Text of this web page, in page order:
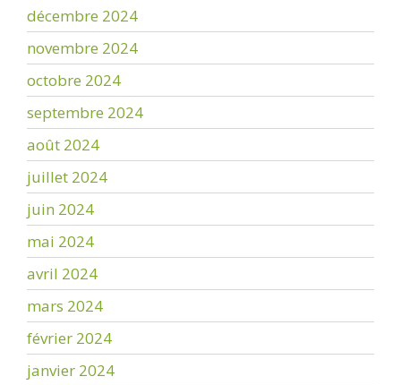
décembre 2024
novembre 2024
octobre 2024
septembre 2024
août 2024
juillet 2024
juin 2024
mai 2024
avril 2024
mars 2024
février 2024
janvier 2024